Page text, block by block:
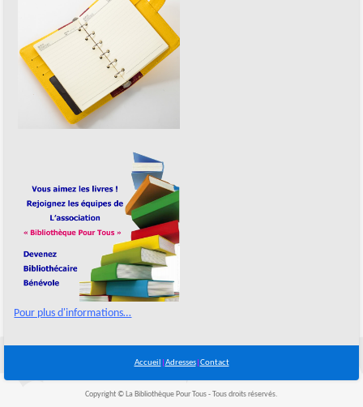
Pour plus d'informations…
Accueil Adresses| Contact
Copyright © La Bibliothèque Pour Tous - Tous droits réservés.